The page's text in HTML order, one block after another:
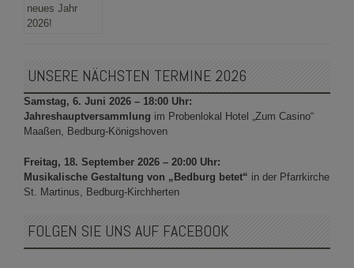
UNSERE NÄCHSTEN TERMINE 2026
Samstag, 6. Juni 2026 – 18:00 Uhr:
Jahreshauptversammlung im Probenlokal Hotel „Zum Casino“
Maaßen, Bedburg-Königshoven
Freitag, 18. September 2026 – 20:00 Uhr:
Musikalische Gestaltung von „Bedburg betet“ in der Pfarrkirche
St. Martinus, Bedburg-Kirchherten
FOLGEN SIE UNS AUF FACEBOOK